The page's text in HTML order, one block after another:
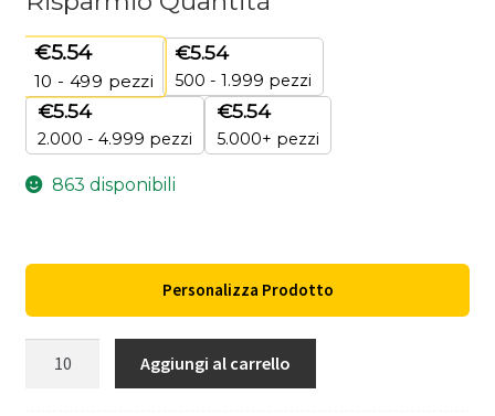
€5.54
10 - 499 pezzi
€5.54
500 - 1.999 pezzi
€5.54
2.000 - 4.999 pezzi
€5.54
5.000+ pezzi
863 disponibili
Personalizza Prodotto
Aggiungi al carrello